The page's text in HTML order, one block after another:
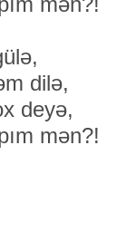
dilə,
deyə,
mən?!